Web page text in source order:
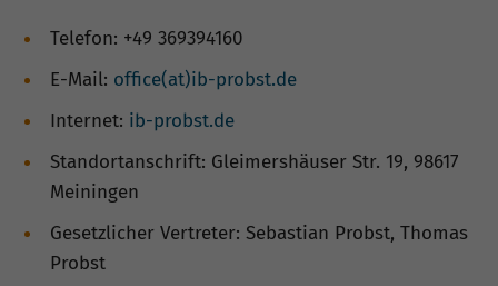
Telefon: +49 369394160
E-Mail: office(at)ib-probst.de
Internet: ib-probst.de
Standortanschrift: Gleimershäuser Str. 19, 98617
Meiningen
Gesetzlicher Vertreter: Sebastian Probst, Thomas
Probst